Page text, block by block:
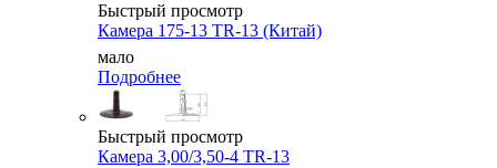
Быстрый просмотр
Камера 175-13 TR-13 (Китай)
мало
Подробнее
Быстрый просмотр
Камера 3,00/3,50-4 TR-13